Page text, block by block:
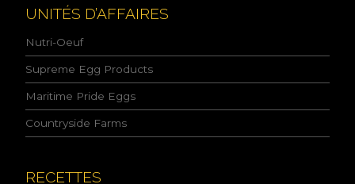
l
i
t
i
q
u
e
d
e
c
UNITÉS D’AFFAIRES
Nutri-Oeuf
Supreme Egg Products
Maritime Pride Eggs
Countryside Farms
RECETTES